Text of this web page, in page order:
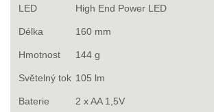
LED High End Power LED
Délka 160 mm
Hmotnost 144 g
Světelný tok 105 lm
Baterie 2 x AA 1,5V